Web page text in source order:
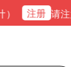
注册 请注意，